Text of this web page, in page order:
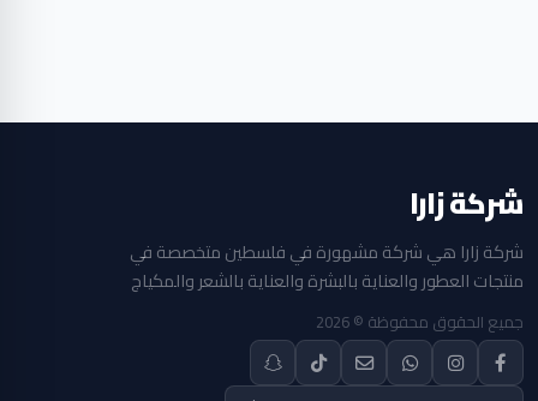
شركة زارا
شركة زارا هي شركة مشهورة في فلسطين متخصصة في
منتجات العطور والعناية بالبشرة والعناية بالشعر والمكياج
جميع الحقوق محفوظة © 2026